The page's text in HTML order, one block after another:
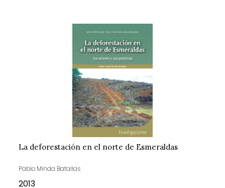
La deforestación en el norte de Esmeraldas
Pablo Minda Batallas
2013